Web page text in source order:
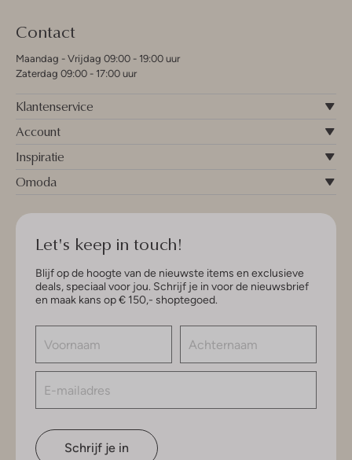
Contact
Maandag - Vrijdag 09:00 - 19:00 uur
Zaterdag 09:00 - 17:00 uur
Klantenservice
Account
Inspiratie
Omoda
Let's keep in touch!
Blijf op de hoogte van de nieuwste items en exclusieve
deals, speciaal voor jou. Schrijf je in voor de nieuwsbrief
en maak kans op € 150,- shoptegoed.
Schrijf je in